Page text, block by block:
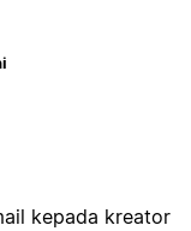
kepada kreator